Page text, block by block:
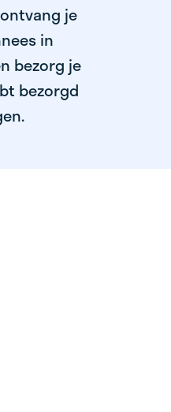
je
in
bezorg je
bezorgd